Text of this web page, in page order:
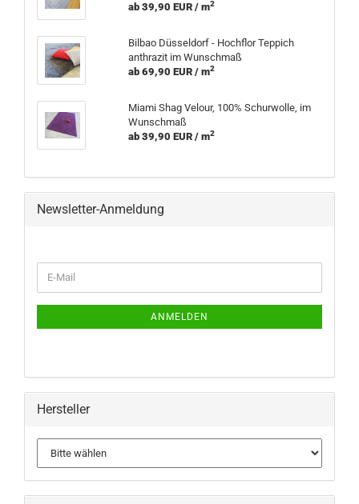
ab 39,90 EUR / m2
Bilbao Düsseldorf - Hochflor Teppich
anthrazit im Wunschmaß
ab 69,90 EUR / m2
Miami Shag Velour, 100% Schurwolle, im
Wunschmaß
ab 39,90 EUR / m2
Newsletter-Anmeldung
ZUR
NEWSLETTER-
E-
Mail
ANMELDEN
Hersteller